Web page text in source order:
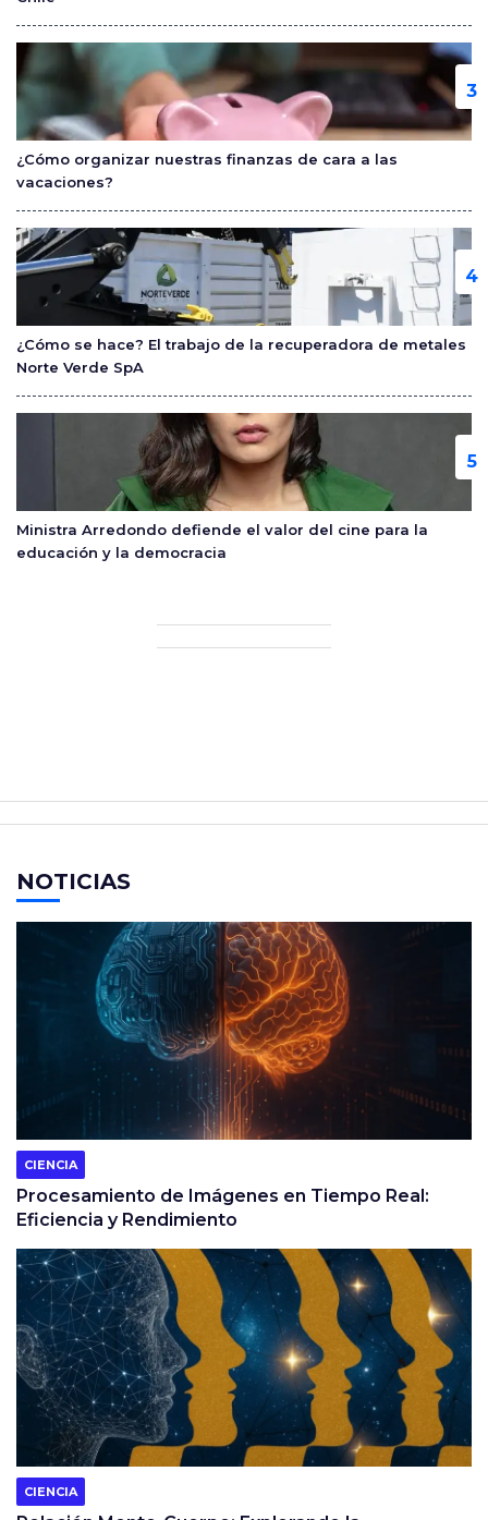
¿Cómo organizar nuestras finanzas de cara a las
vacaciones?
¿Cómo se hace? El trabajo de la recuperadora de metales
Norte Verde SpA
Ministra Arredondo defiende el valor del cine para la
educación y la democracia
NOTICIAS
CIENCIA
Procesamiento de Imágenes en Tiempo Real:
Eficiencia y Rendimiento
CIENCIA